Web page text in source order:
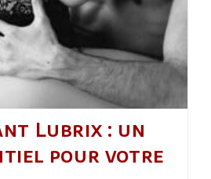
Lubrix : un
pour votre